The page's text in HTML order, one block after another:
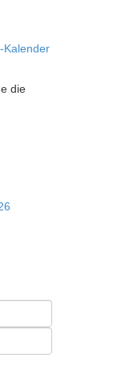
Kalender
die